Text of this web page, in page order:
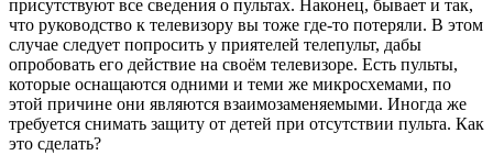
присутствуют все сведения о пультах. Наконец, бывает и так,
что руководство к телевизору вы тоже где-то потеряли. В этом
случае следует попросить у приятелей телепульт, дабы
опробовать его действие на своём телевизоре. Есть пульты,
которые оснащаются одними и теми же микросхемами, по
этой причине они являются взаимозаменяемыми. Иногда же
требуется снимать защиту от детей при отсутствии пульта. Как
это сделать?